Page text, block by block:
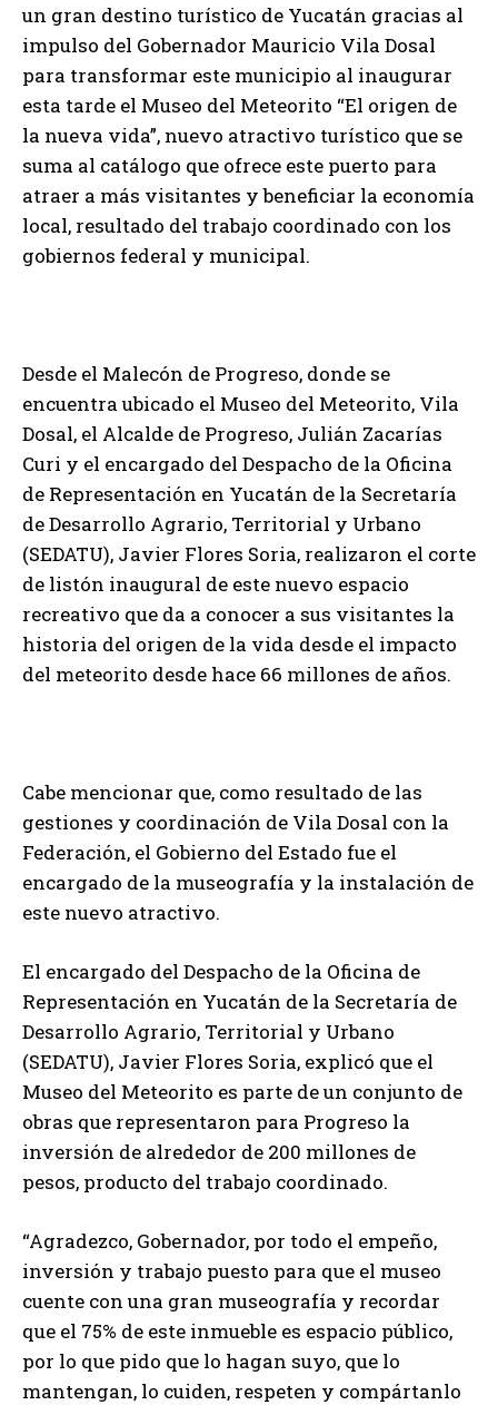
un gran destino turístico de Yucatán gracias al
impulso del Gobernador Mauricio Vila Dosal
para transformar este municipio al inaugurar
esta tarde el Museo del Meteorito “El origen de
la nueva vida”, nuevo atractivo turístico que se
suma al catálogo que ofrece este puerto para
atraer a más visitantes y beneficiar la economía
local, resultado del trabajo coordinado con los
gobiernos federal y municipal.
Desde el Malecón de Progreso, donde se
encuentra ubicado el Museo del Meteorito, Vila
Dosal, el Alcalde de Progreso, Julián Zacarías
Curi y el encargado del Despacho de la Oficina
de Representación en Yucatán de la Secretaría
de Desarrollo Agrario, Territorial y Urbano
(SEDATU), Javier Flores Soria, realizaron el corte
de listón inaugural de este nuevo espacio
recreativo que da a conocer a sus visitantes la
historia del origen de la vida desde el impacto
del meteorito desde hace 66 millones de años.
Cabe mencionar que, como resultado de las
gestiones y coordinación de Vila Dosal con la
Federación, el Gobierno del Estado fue el
encargado de la museografía y la instalación de
este nuevo atractivo.
El encargado del Despacho de la Oficina de
Representación en Yucatán de la Secretaría de
Desarrollo Agrario, Territorial y Urbano
(SEDATU), Javier Flores Soria, explicó que el
Museo del Meteorito es parte de un conjunto de
obras que representaron para Progreso la
inversión de alrededor de 200 millones de
pesos, producto del trabajo coordinado.
“Agradezco, Gobernador, por todo el empeño,
inversión y trabajo puesto para que el museo
cuente con una gran museografía y recordar
que el 75% de este inmueble es espacio público,
por lo que pido que lo hagan suyo, que lo
mantengan, lo cuiden, respeten y compártanlo